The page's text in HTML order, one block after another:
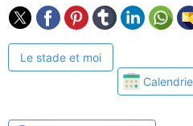
Le stade et moi